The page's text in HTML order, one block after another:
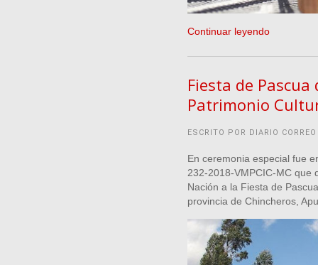
Continuar leyendo
Fiesta de
Patrimonio
ESCRITO POR DIARIO
En ceremonia especial fue
232-2018-VMPCIC-MC que
Nación a la Fiesta de
provincia de Chincheros,